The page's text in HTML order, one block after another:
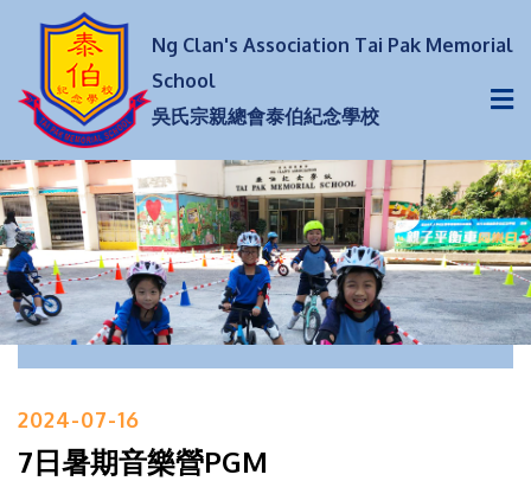
Ng Clan's Association Tai Pak Memorial
School
吳氏宗親總會泰伯紀念學校
2024-07-16
7日暑期音樂營PGM